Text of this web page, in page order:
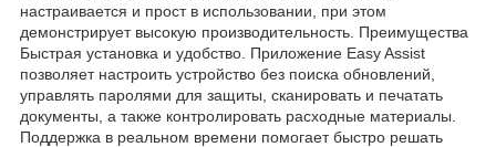
настраивается и прост в использовании, при этом
демонстрирует высокую производительность. Преимущества
Быстрая установка и удобство. Приложение Easy Assist
позволяет настроить устройство без поиска обновлений,
управлять паролями для защиты, сканировать и печатать
документы, а также контролировать расходные материалы.
Поддержка в реальном времени помогает быстро решать